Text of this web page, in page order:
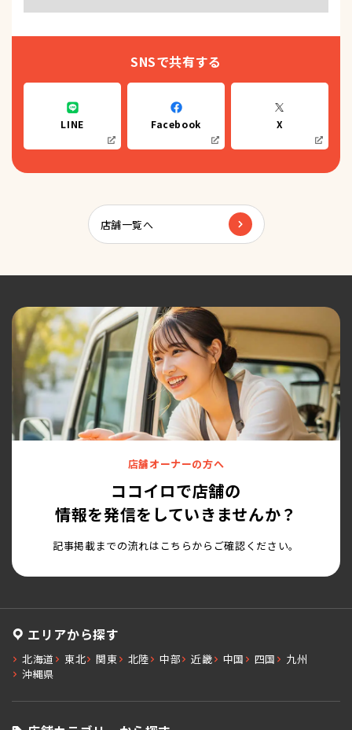
SNSで共有する
LINE Facebook X
店舗一覧へ
店舗オーナーの方へ
ココイロで店舗の
情報を発信をしていきませんか？
記事掲載までの流れはこちらからご確認ください。
エリアから探す
北海道 東北 関東 北陸 中部 近畿 中国 四国
九州
沖縄県